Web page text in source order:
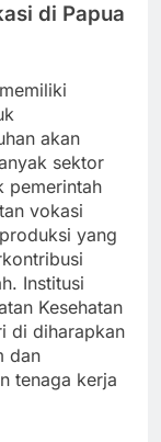
di Papua
akan
sektor
pemerintah
vokasi
yang
Institusi
Kesehatan
di diharapkan
dan
tenaga kerja